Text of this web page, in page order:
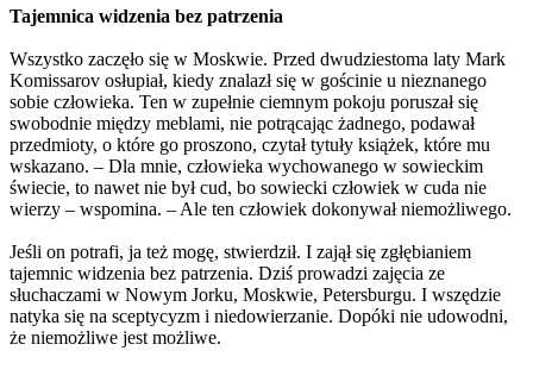
Tajemnica widzenia bez patrzenia
Wszystko zaczęło się w Moskwie. Przed dwudziestoma laty Mark
Komissarov osłupiał, kiedy znalazł się w gościnie u nieznanego
sobie człowieka. Ten w zupełnie ciemnym pokoju poruszał się
swobodnie między meblami, nie potrącając żadnego, podawał
przedmioty, o które go proszono, czytał tytuły książek, które mu
wskazano. – Dla mnie, człowieka wychowanego w sowieckim
świecie, to nawet nie był cud, bo sowiecki człowiek w cuda nie
wierzy – wspomina. – Ale ten człowiek dokonywał niemożliwego.
Jeśli on potrafi, ja też mogę, stwierdził. I zajął się zgłębianiem
tajemnic widzenia bez patrzenia. Dziś prowadzi zajęcia ze
słuchaczami w Nowym Jorku, Moskwie, Petersburgu. I wszędzie
natyka się na sceptycyzm i niedowierzanie. Dopóki nie udowodni,
że niemożliwe jest możliwe.